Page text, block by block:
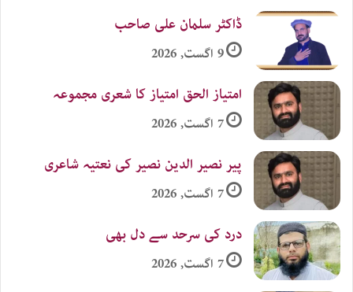
ڈاکٹر سلمان علی صاحب
9 اگست, 2026
امتیاز الحق امتیاز کا شعری مجموعہ
7 اگست, 2026
پیر نصیر الدین نصیر کی نعتیہ شاعری
7 اگست, 2026
درد کی سرحد سے دل بھی
7 اگست, 2026